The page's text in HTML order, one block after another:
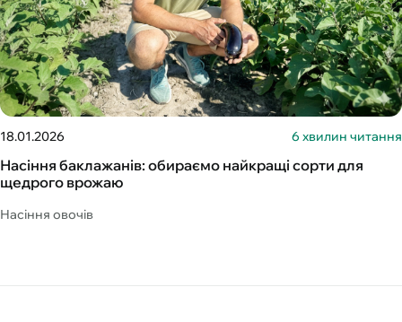
18.01.2026 6 хвилин читання
Насіння баклажанів: обираємо найкращі сорти для
щедрого врожаю
Насіння овочів